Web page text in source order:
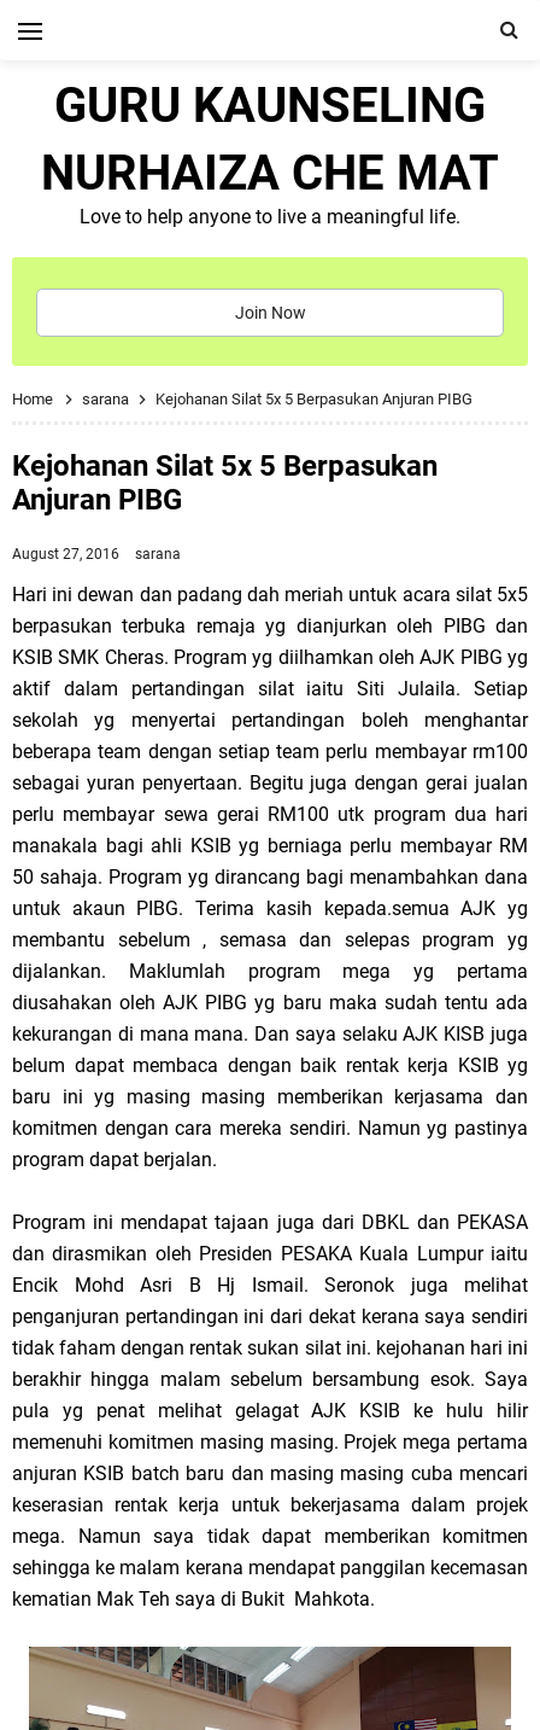
GURU KAUNSELING
NURHAIZA CHE MAT
Love to help anyone to live a meaningful life.
Join Now
Home sarana Kejohanan Silat 5x 5 Berpasukan Anjuran PIBG
Kejohanan Silat 5x 5 Berpasukan
Anjuran PIBG
August 27, 2016 sarana
Hari ini dewan dan padang dah meriah untuk acara silat 5x5
berpasukan terbuka remaja yg dianjurkan oleh PIBG dan
KSIB SMK Cheras. Program yg diilhamkan oleh AJK PIBG yg
aktif dalam pertandingan silat iaitu Siti Julaila. Setiap
sekolah yg menyertai pertandingan boleh menghantar
beberapa team dengan setiap team perlu membayar rm100
sebagai yuran penyertaan. Begitu juga dengan gerai jualan
perlu membayar sewa gerai RM100 utk program dua hari
manakala bagi ahli KSIB yg berniaga perlu membayar RM
50 sahaja. Program yg dirancang bagi menambahkan dana
untuk akaun PIBG. Terima kasih kepada.semua AJK yg
membantu sebelum , semasa dan selepas program yg
dijalankan. Maklumlah program mega yg pertama
diusahakan oleh AJK PIBG yg baru maka sudah tentu ada
kekurangan di mana mana. Dan saya selaku AJK KISB juga
belum dapat membaca dengan baik rentak kerja KSIB yg
baru ini yg masing masing memberikan kerjasama dan
komitmen dengan cara mereka sendiri. Namun yg pastinya
program dapat berjalan.
Program ini mendapat tajaan juga dari DBKL dan PEKASA
dan dirasmikan oleh Presiden PESAKA Kuala Lumpur iaitu
Encik Mohd Asri B Hj Ismail. Seronok juga melihat
penganjuran pertandingan ini dari dekat kerana saya sendiri
tidak faham dengan rentak sukan silat ini. kejohanan hari ini
berakhir hingga malam sebelum bersambung esok. Saya
pula yg penat melihat gelagat AJK KSIB ke hulu hilir
memenuhi komitmen masing masing. Projek mega pertama
anjuran KSIB batch baru dan masing masing cuba mencari
keserasian rentak kerja untuk bekerjasama dalam projek
mega. Namun saya tidak dapat memberikan komitmen
sehingga ke malam kerana mendapat panggilan kecemasan
kematian Mak Teh saya di Bukit Mahkota.